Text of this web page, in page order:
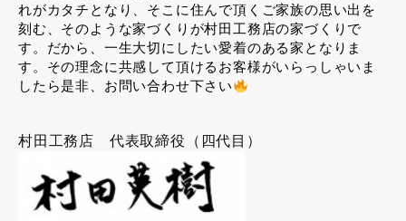
れがカタチとなり、そこに住んで頂くご家族の思い出を
刻む、そのような家づくりが村田工務店の家づくりで
す。だから、一生大切にしたい愛着のある家となりま
す。その理念に共感して頂けるお客様がいらっしゃいま
したら是非、お問い合わせ下さい
村田工務店 代表取締役（四代目）